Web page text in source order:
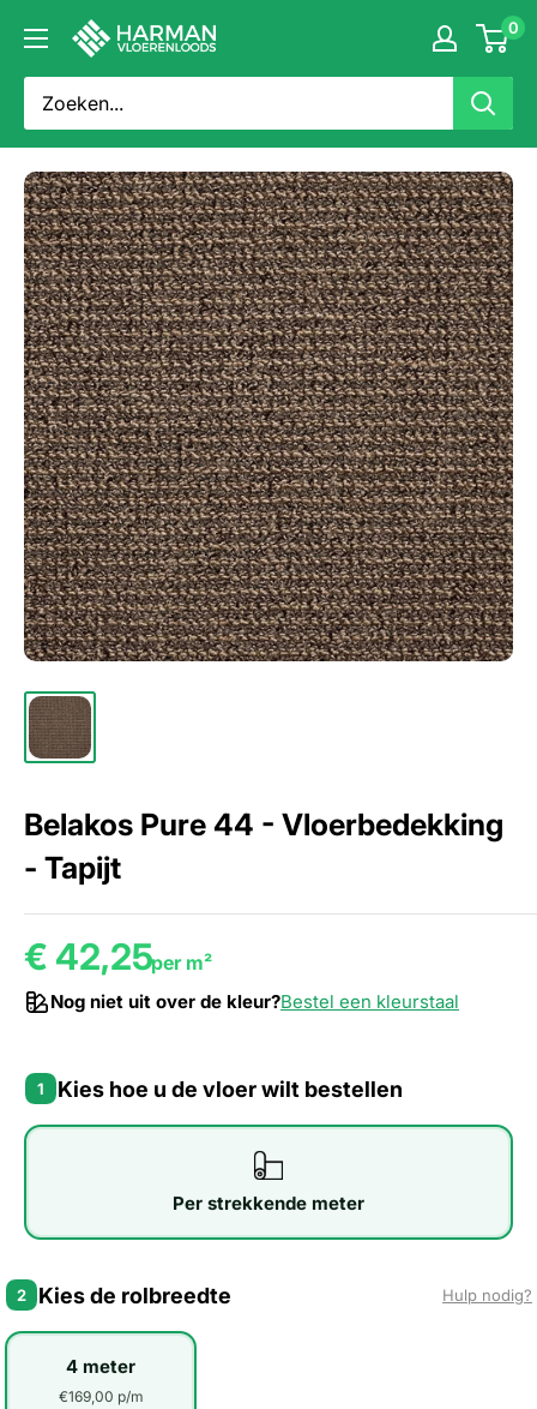
naar
artikel
Harman
0
Belakos Pure 44 - Vloerbedekking
- Tapijt
€ 42,25per m²
Nog niet uit over de kleur?Bestel een kleurstaal
1 Kies hoe u de vloer wilt bestellen
Per strekkende meter
2 Kies de rolbreedte Hulp nodig?
4 meter
€169,00 p/m